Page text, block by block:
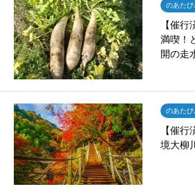
のあたび
【催
満喫！
開の走
のあたび
【催
境大柳